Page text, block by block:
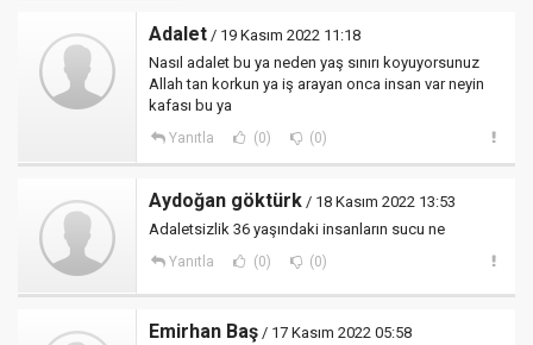
Adalet / 19 Kasım 2022 11:18
Nasıl adalet bu ya neden yaş sınırı koyuyorsunuz
Allah tan korkun ya iş arayan onca insan var neyin
kafası bu ya
Yanıtla (0) (0)
Aydoğan göktürk / 18 Kasım 2022 13:53
Adaletsizlik 36 yaşındaki insanların sucu ne
Yanıtla (0) (0)
Emirhan Baş / 17 Kasım 2022 05:58